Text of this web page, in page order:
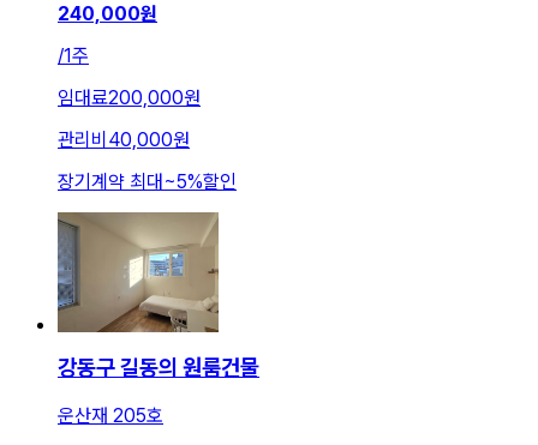
240,000원
/1주
임대료200,000원
관리비 40,000원
장기계약 최대~5%할인
강동구 길동의 원룸건물
운산재 205호